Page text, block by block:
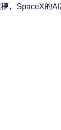
，SpaceX的AI